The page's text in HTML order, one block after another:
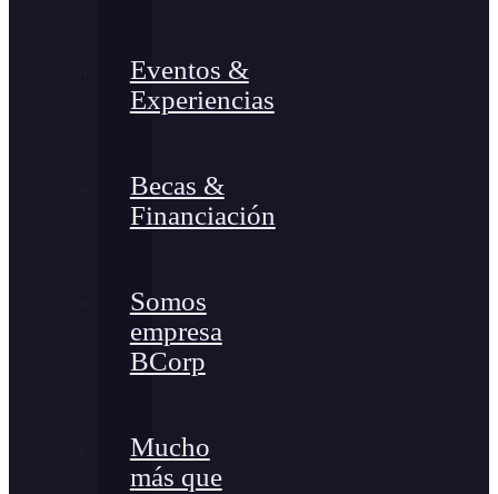
Eventos &
Experiencias
Becas &
Financiación
Somos
empresa
BCorp
Mucho
más que